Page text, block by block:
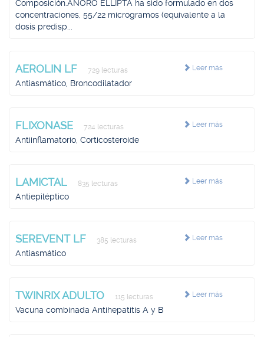
Composición.ANORO ELLIPTA ha sido formulado en dos
concentraciones, 55/22 microgramos (equivalente a la
dosis predisp...
Leer más
AEROLIN LF 729 lecturas
Antiasmático, Broncodilatador
Leer más
FLIXONASE 724 lecturas
Antiinflamatorio, Corticosteroide
Leer más
LAMICTAL 835 lecturas
Antiepiléptico
Leer más
SEREVENT LF 385 lecturas
Antiasmático
Leer más
TWINRIX ADULTO 115 lecturas
Vacuna combinada Antihepatitis A y B